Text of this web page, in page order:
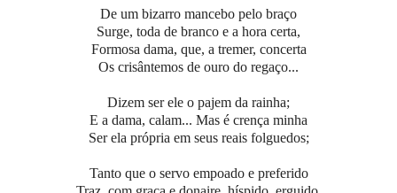
De um bizarro mancebo pelo braço
Surge, toda de branco e a hora certa,
Formosa dama, que, a tremer, concerta
Os crisântemos de ouro do regaço...
Dizem ser ele o pajem da rainha;
E a dama, calam... Mas é crença minha
Ser ela própria em seus reais folguedos;
Tanto que o servo empoado e preferido